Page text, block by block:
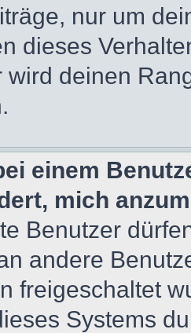
nur um
dieses
wird deinen
einem
mich
Benutzer
andere
freigeschaltet
Systems